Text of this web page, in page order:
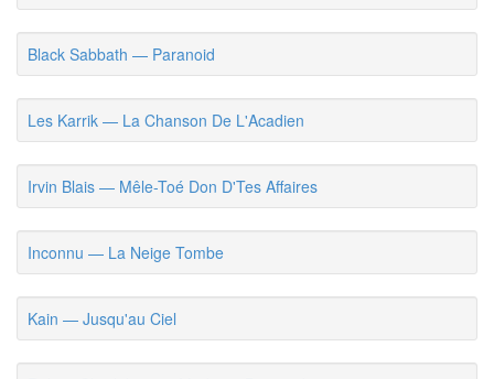
Black Sabbath — Paranoid
Les Karrik — La Chanson De L'Acadien
Irvin Blais — Mêle-Toé Don D'Tes Affaires
Inconnu — La Neige Tombe
Kain — Jusqu'au Ciel